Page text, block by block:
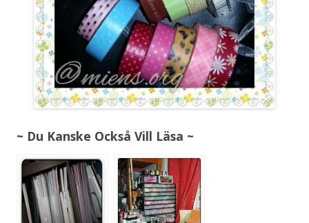
~ Du Kanske Också Vill Läsa ~